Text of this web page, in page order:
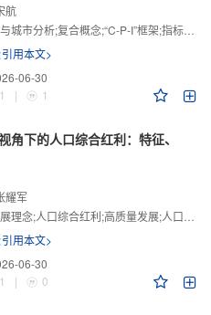
航
城市分析;复合概念;“C-P-I”框架;指标体系
引用本文>
06-30
1 | 1
角下的人口综合红利：特征、
耀军
念;人口综合红利;高质量发展;人口政策;中国式现代化
引用本文>
06-30
1 | 0